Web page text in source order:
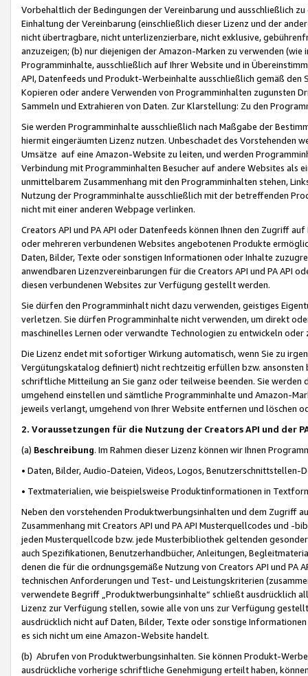
Vorbehaltlich der Bedingungen der Vereinbarung und ausschließlich
Einhaltung der Vereinbarung (einschließlich dieser Lizenz und der
nicht übertragbare, nicht unterlizenzierbare, nicht exklusive,
anzuzeigen; (b) nur diejenigen der Amazon-Marken zu verwenden
Programminhalte, ausschließlich auf Ihrer Website und in
API, Datenfeeds und Produkt-Werbeinhalte ausschließlich gemäß
Kopieren oder andere Verwenden von Programminhalten zugunsten
Sammeln und Extrahieren von Daten. Zur Klarstellung: Zu den
Sie werden Programminhalte ausschließlich nach Maßgabe der
hiermit eingeräumten Lizenz nutzen. Unbeschadet des Vorstehenden
Umsätze auf eine Amazon-Website zu leiten, und werden
Verbindung mit Programminhalten Besucher auf andere Websites als
unmittelbarem Zusammenhang mit den Programminhalten stehen,
Nutzung der Programminhalte ausschließlich mit der betreffenden
nicht mit einer anderen Webpage verlinken.
Creators API und PA API oder Datenfeeds können Ihnen den Zugriff
oder mehreren verbundenen Websites angebotenen Produkte
Daten, Bilder, Texte oder sonstigen Informationen oder Inhalte
anwendbaren Lizenzvereinbarungen für die Creators API und PA API
diesen verbundenen Websites zur Verfügung gestellt werden.
Sie dürfen den Programminhalt nicht dazu verwenden, geistiges
verletzen. Sie dürfen Programminhalte nicht verwenden, um direkt
maschinelles Lernen oder verwandte Technologien zu entwickeln
Die Lizenz endet mit sofortiger Wirkung automatisch, wenn Sie zu
Vergütungskatalog definiert) nicht rechtzeitig erfüllen bzw. ansonsten
schriftliche Mitteilung an Sie ganz oder teilweise beenden. Sie werden
umgehend einstellen und sämtliche Programminhalte und Amazon-
jeweils verlangt, umgehend von Ihrer Website entfernen und löschen
2. Voraussetzungen für die Nutzung der Creators API und der
(a) Beschreibung. Im Rahmen dieser Lizenz können wir Ihnen
• Daten, Bilder, Audio-Dateien, Videos, Logos, Benutzerschnittstellen-
• Textmaterialien, wie beispielsweise Produktinformationen in
Neben den vorstehenden Produktwerbungsinhalten und dem Zugriff
Zusammenhang mit Creators API und PA API Musterquellcodes und
jeden Musterquellcode bzw. jede Musterbibliothek geltenden
auch Spezifikationen, Benutzerhandbücher, Anleitungen,
denen die für die ordnungsgemäße Nutzung von Creators API und PA
technischen Anforderungen und Test- und Leistungskriterien
verwendete Begriff „Produktwerbungsinhalte“ schließt ausdrücklich
Lizenz zur Verfügung stellen, sowie alle von uns zur Verfügung
ausdrücklich nicht auf Daten, Bilder, Texte oder sonstige
es sich nicht um eine Amazon-Website handelt.
(b) Abrufen von Produktwerbungsinhalten. Sie können Produkt-
ausdrückliche vorherige schriftliche Genehmigung erteilt haben,